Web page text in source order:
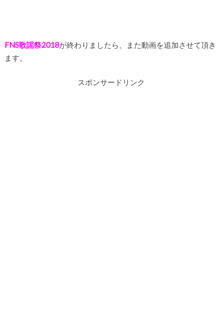
FNS歌謡祭2018が終わりましたら、また動画を追加させて頂き
ます。
スポンサードリンク